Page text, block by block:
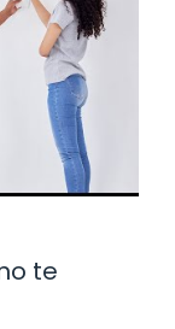
te